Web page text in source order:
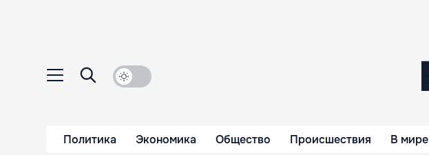
Политика Экономика Общество Происшествия В мире